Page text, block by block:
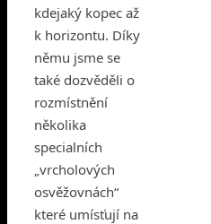
kdejaký kopec až
k horizontu. Díky
němu jsme se
také dozvěděli o
rozmístnění
několika
specialních
„vrcholových
osvěžovnách“
které umísťují na